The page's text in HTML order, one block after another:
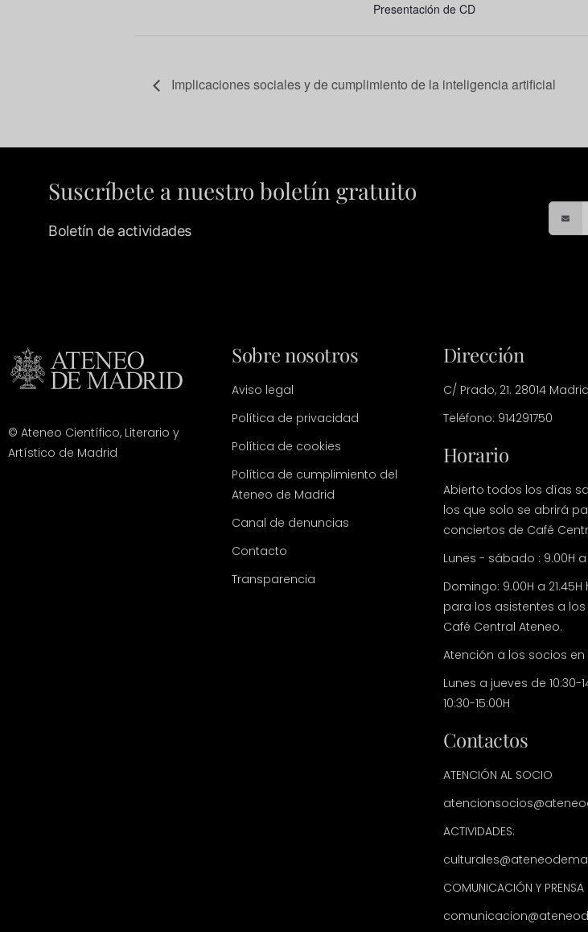
Presentación de CD
Implicaciones sociales y de cumplimiento de la inteligencia artificial
Suscríbete a nuestro boletín gratuito
Boletín de actividades
© Ateneo Científico, Literario y
Artístico de Madrid
Sobre nosotros
Aviso legal
Política de privacidad
Política de cookies
Política de cumplimiento del
Ateneo de Madrid
Canal de denuncias
Contacto
Transparencia
Dirección
C/ Prado, 21. 28014 Madrid
Teléfono: 914291750
Horario
Abierto todos los días
los que solo se abrirá
conciertos de Café
Lunes - sábado : 9.00H a
Domingo: 9.00H a
para los asistentes a
Café Central Ateneo.
Atención a los socios en
Lunes a jueves de 10:30-
10:30-15:00H
Contactos
ATENCIÓN AL SOCIO
ACTIVIDADES:
COMUNICACIÓN Y PRENSA